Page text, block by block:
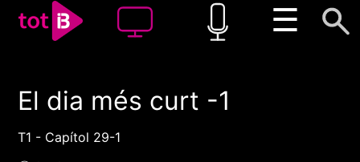
☰
00:00 00:00
1x
El dia més curt -1
T1 - Capítol 29-1